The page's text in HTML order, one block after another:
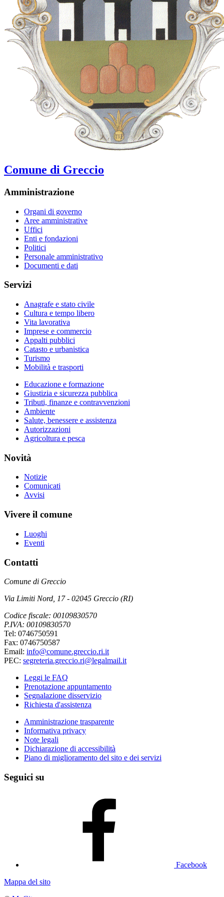
Comune di Greccio
Amministrazione
Organi di governo
Aree amministrative
Uffici
Enti e fondazioni
Politici
Personale amministrativo
Documenti e dati
Servizi
Anagrafe e stato civile
Cultura e tempo libero
Vita lavorativa
Imprese e commercio
Appalti pubblici
Catasto e urbanistica
Turismo
Mobilità e trasporti
Educazione e formazione
Giustizia e sicurezza pubblica
Tributi, finanze e contravvenzioni
Ambiente
Salute, benessere e assistenza
Autorizzazioni
Agricoltura e pesca
Novità
Notizie
Comunicati
Avvisi
Vivere il comune
Luoghi
Eventi
Contatti
Comune di Greccio
Via Limiti Nord, 17 - 02045 Greccio (RI)
Codice fiscale: 00109830570
P.IVA: 00109830570
Tel: 0746750591
Fax: 0746750587
Email: info@comune.greccio.ri.it
PEC: segreteria.greccio.ri@legalmail.it
Leggi le FAQ
Prenotazione appuntamento
Segnalazione disservizio
Richiesta d'assistenza
Amministrazione trasparente
Informativa privacy
Note legali
Dichiarazione di accessibilità
Piano di miglioramento del sito e dei servizi
Seguici su
Facebook
Mappa del sito